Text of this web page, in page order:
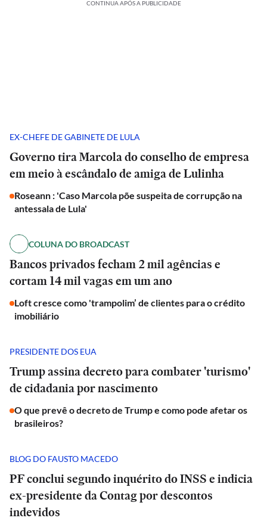
CONTINUA APÓS A PUBLICIDADE
EX-CHEFE DE GABINETE DE LULA
Governo tira Marcola do conselho de empresa
em meio à escândalo de amiga de Lulinha
Roseann : 'Caso Marcola põe suspeita de corrupção na
antessala de Lula'
COLUNA DO BROADCAST
Bancos privados fecham 2 mil agências e
cortam 14 mil vagas em um ano
Loft cresce como 'trampolim’ de clientes para o crédito
imobiliário
PRESIDENTE DOS EUA
Trump assina decreto para combater 'turismo'
de cidadania por nascimento
O que prevê o decreto de Trump e como pode afetar os
brasileiros?
BLOG DO FAUSTO MACEDO
PF conclui segundo inquérito do INSS e indicia
ex-presidente da Contag por descontos
indevidos